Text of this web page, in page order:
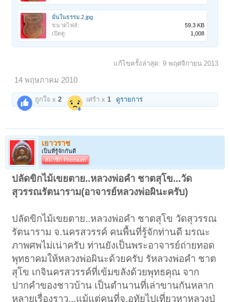
มั่นในธรรม.2.jpg
ขนาดไฟล์:
59.3 KB
เปิดดู:
1,008
แก้ไขครั้งล่าสุด: 9 พฤศจิกายน 2013
14 พฤษภาคม 2010
ถูกใจ x2 เศร้า x 1 ดูรายการ
เยาวราช
เป็นที่รู้จักกันดี
สมาชิก Premium
ปลัดขิกไม้เขยตาย..หลวงพ่อคำ ชาตสุโข...วัด
สุวรรณรัตนาราม(อาจารย์หลวงพ่อผินะครับ)
ปลัดขิกไม้เขยตาย..หลวงพ่อคำ ชาตสุโข วัดสุวรรณ
รัตนาราม จ.นครสวรรค์ คนพื้นที่รู้จักท่านดี มรณะ
ภาพศพไม่เน่าครับ ท่านยังเป็นพระอาจารย์ถ่ายทอด
พุทธาคมให้หลวงพ่อผินะด้วยครับ รัหลวงพ่อคำ ชาต
สุโข เกจินครสวรรค์ที่เข้มขลังด้วยพุทธคุณ จาก
ปากคำของชาวบ้าน เป็นตำนานที่เล่าขานกันหลาก
หลายเรื่องราว...แม้แต่คนที่จ.อุทัยไปเที่ยวหาหลวงปู่